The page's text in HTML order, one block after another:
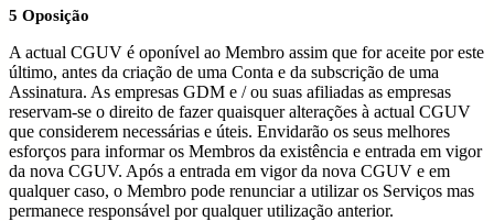
5 Oposição
A actual CGUV é oponível ao Membro assim que for aceite por este
último, antes da criação de uma Conta e da subscrição de uma
Assinatura. As empresas GDM e / ou suas afiliadas as empresas
reservam-se o direito de fazer quaisquer alterações à actual CGUV
que considerem necessárias e úteis. Envidarão os seus melhores
esforços para informar os Membros da existência e entrada em vigor
da nova CGUV. Após a entrada em vigor da nova CGUV e em
qualquer caso, o Membro pode renunciar a utilizar os Serviços mas
permanece responsável por qualquer utilização anterior.